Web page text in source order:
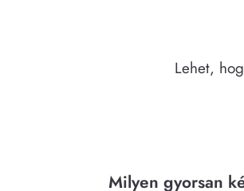
Lehet,
Milyen gyorsan